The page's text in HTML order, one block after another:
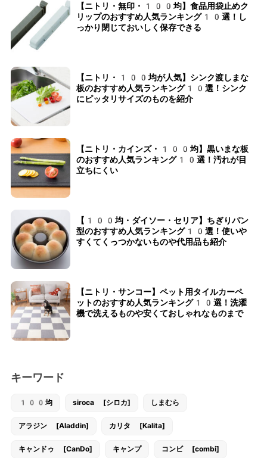
【ニトリ・無印・100均】食品用袋止めク
リップのおすすめ人気ランキング10選！し
っかり閉じておいしく保存できる
【ニトリ・100均が人気】シンク渡しまな
板のおすすめ人気ランキング10選！シンク
にピッタリサイズのものを紹介
【ニトリ・カインズ・100均】黒いまな板
のおすすめ人気ランキング10選！汚れが目
立ちにくい
【100均・ダイソー・セリア】ちぎりパン
型のおすすめ人気ランキング10選！使いや
すくてくっつかないものや代用品も紹介
【ニトリ・サンコー】ペット用タイルカーペ
ットのおすすめ人気ランキング10選！洗濯
機で洗えるものや安くておしゃれなものまで
キーワード
100均 siroca [シロカ] しまむら
アラジン [Aladdin] カリタ [Kalita]
キャンドゥ [CanDo] キャンプ コンビ [combi]